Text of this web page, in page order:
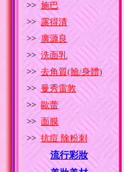
>> 施巴
>>露得清
>>
廣源良
>>洗面乳
>> 去角質(臉/身體)
>> 曼秀雷敦
>> 歐蕾
>> 面膜
>>抗痘 除粉刺
流行彩妝